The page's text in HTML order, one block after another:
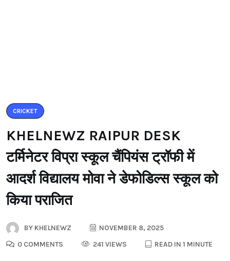
CRICKET
KHELNEWZ RAIPUR DESK
टर्मिनेटर विप्रा स्कूल चैंपियंस ट्रॉफी में
आदर्श विद्यालय मोवा ने डेफोडिल्स स्कूल को
किया पराजित
BY KHELNEWZ
NOVEMBER 8, 2025
0 COMMENTS
241 VIEWS READ IN 1 MINUTE